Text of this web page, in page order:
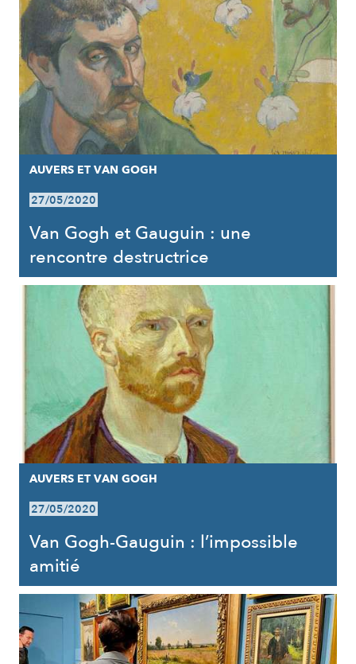
AUVERS ET VAN GOGH
27/05/2020
Van Gogh et Gauguin : une
rencontre destructrice
AUVERS ET VAN GOGH
27/05/2020
Van Gogh-Gauguin : l’impossible
amitié